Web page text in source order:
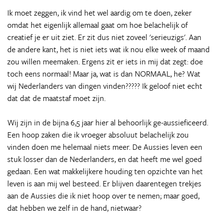
Ik moet zeggen, ik vind het wel aardig om te doen, zeker
omdat het eigenlijk allemaal gaat om hoe belachelijk of
creatief je er uit ziet. Er zit dus niet zoveel 'serieuzigs'. Aan
de andere kant, het is niet iets wat ik nou elke week of maand
zou willen meemaken. Ergens zit er iets in mij dat zegt: doe
toch eens normaal! Maar ja, wat is dan NORMAAL, he? Wat
wij Nederlanders van dingen vinden????? Ik geloof niet echt
dat dat de maatstaf moet zijn.
Wij zijn in de bijna 6,5 jaar hier al behoorlijk ge-aussieficeerd.
Een hoop zaken die ik vroeger absoluut belachelijk zou
vinden doen me helemaal niets meer. De Aussies leven een
stuk losser dan de Nederlanders, en dat heeft me wel goed
gedaan. Een wat makkelijkere houding ten opzichte van het
leven is aan mij wel besteed. Er blijven daarentegen trekjes
aan de Aussies die ik niet hoop over te nemen; maar goed,
dat hebben we zelf in de hand, nietwaar?